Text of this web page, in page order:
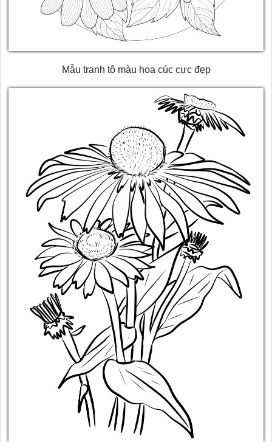
Mẫu tranh tô màu hoa cúc cực đẹp